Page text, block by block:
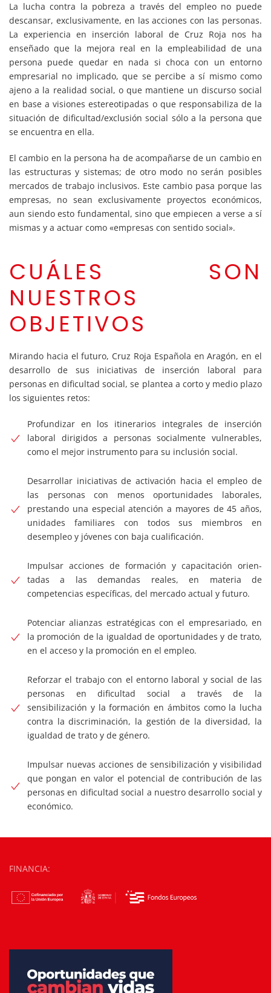
La lucha contra la pobreza a través del empleo no puede
descansar, exclusivamente, en las acciones con las personas.
La experiencia en inserción laboral de Cruz Roja nos ha
enseñado que la mejora real en la empleabilidad de una
persona puede quedar en nada si choca con un entorno
empresarial no implicado, que se percibe a sí mismo como
ajeno a la realidad social, o que mantiene un discurso social
en base a visiones estereotipadas o que responsabiliza de la
situación de dificultad/exclusión social sólo a la persona que
se encuentra en ella.
El cambio en la persona ha de acompañarse de un cambio en
las estructuras y sistemas; de otro modo no serán posibles
mercados de trabajo inclusivos. Este cambio pasa porque las
empresas, no sean exclusivamente proyectos económicos,
aun siendo esto fundamental, sino que empiecen a verse a sí
mismas y a actuar como «empresas con sentido social».
CUÁLES SON
NUESTROS
OBJETIVOS
Mirando hacia el futuro, Cruz Roja Española en Aragón, en el
desarrollo de sus iniciativas de inserción laboral para
personas en dificultad social, se plantea a corto y medio plazo
los siguientes retos:
Profundizar en los itinerarios integrales de inserción
laboral dirigidos a personas socialmente vulnerables,
como el mejor instrumento para su inclusión social.
Desarrollar iniciativas de activación hacia el empleo de
las personas con menos oportunidades laborales,
prestando una especial atención a mayores de 45 años,
unidades familiares con todos sus miembros en
desempleo y jóvenes con baja cualificación.
Impulsar acciones de formación y capacitación orien­
tadas a las demandas reales, en materia de
competencias específicas, del mercado actual y futuro.
Potenciar alianzas estratégicas con el empresariado, en
la promoción de la igualdad de oportunidades y de trato,
en el acceso y la promoción en el empleo.
Reforzar el trabajo con el entorno laboral y social de las
personas en dificultad social a través de la
sensibilización y la formación en ámbitos como la lucha
contra la discriminación, la gestión de la diversidad, la
igualdad de trato y de género.
Impulsar nuevas acciones de sensibilización y visibilidad
que pongan en valor el potencial de contribución de las
personas en dificultad social a nuestro desarrollo social y
económico.
FINANCIA: